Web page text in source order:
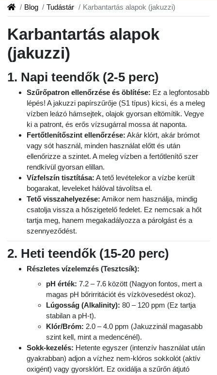
Blog Tudástár Karbantartás alapok (jakuzzi)
Karbantartás alapok
(jakuzzi)
1. Napi teendők (2-5 perc)
Szűrőpatron ellenőrzése és öblítése: Ez a legfontosabb
lépés! A jakuzzi papírszűrője (S1 típus) kicsi, és a meleg
vízben leázó hámsejtek, olajok gyorsan eltömítik. Vegye
ki a patront, és erős vízsugárral mossa át naponta.
Fertőtlenítőszint ellenőrzése: Akár klórt, akár brómot
vagy sót használ, minden használat előtt és után
ellenőrizze a szintet. A meleg vízben a fertőtlenítő szer
rendkívül gyorsan elillan.
Vízfelszín tisztítása: A tető levételekor a vízbe került
bogarakat, leveleket hálóval távolítsa el.
Tető visszahelyezése: Amikor nem használja, mindig
csatolja vissza a hőszigetelő fedelet. Ez nemcsak a hőt
tartja meg, hanem megakadályozza a párolgást és a
szennyeződést.
2. Heti teendők (15-20 perc)
Részletes vízelemzés (Tesztcsík):
pH érték: 7.2 – 7.6 között (Nagyon fontos, mert a
magas pH bőrirritációt és vízkövesedést okoz).
Lúgosság (Alkalinity): 80 – 120 ppm (Ez tartja
stabilan a pH-t).
Klór/Bróm: 2.0 – 4.0 ppm (Jakuzzinál magasabb
szint kell, mint a medencénél).
Sokk-kezelés: Hetente egyszer (intenzív használat után
gyakrabban) adjon a vízhez nem-klóros sokkolót (aktív
oxigént) vagy gyorsklórt. Ez oxidálja a szűrőn átjutó